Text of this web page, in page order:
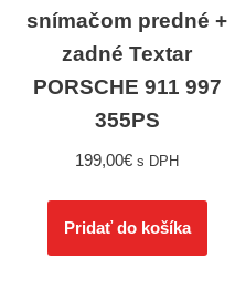
snímačom predné +
zadné Textar
PORSCHE 911 997
355PS
199,00€ s DPH
Pridať do košíka